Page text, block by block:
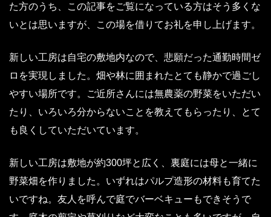
た方のうち、この記事をご覧になっている方はそう多くな
いとは思いますが、この場を借りてお礼を申し上げます。
新しい工房は自宅の敷地内なので、悲願だった通勤時間ゼ
ロを実現しました。畑や林に囲まれたとても静かで過ごし
やすい場所です。ご近所さんには無農薬の野菜をいただい
たり、いろいろ分からないことを教えてもらったり、とて
も良くしていただいています。
新しい工房は敷地が約300坪と広く、裏庭には母と一緒に
野菜畑を作りました。いずれはパルプ造形の材料も育てた
いですね。友人を呼んで庭でバーベキューもできそうで